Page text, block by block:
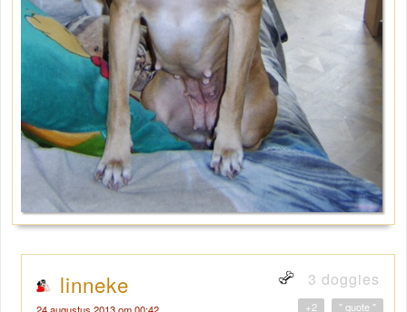
linneke 3 doggies
" quote "
+2